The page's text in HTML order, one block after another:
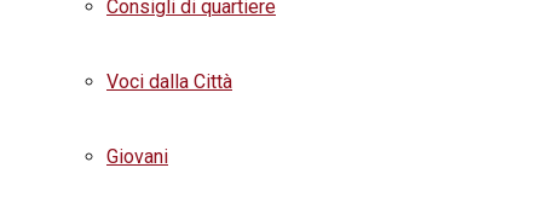
Consigli di quartiere
Voci dalla Città
Giovani